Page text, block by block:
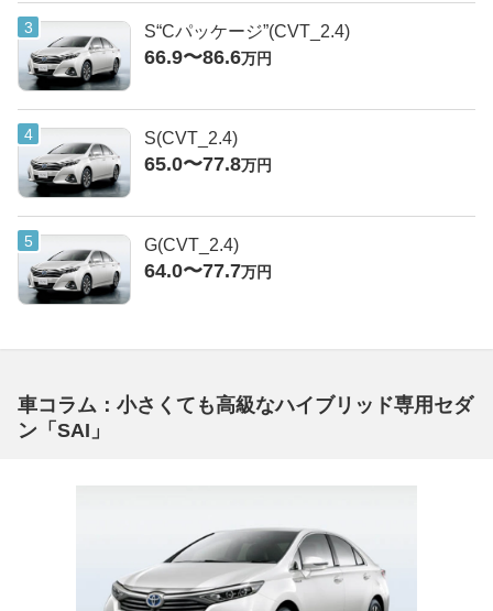
S“Cパッケージ”(CVT_2.4)
66.9〜86.6万円
S(CVT_2.4)
65.0〜77.8万円
G(CVT_2.4)
64.0〜77.7万円
車コラム：小さくても高級なハイブリッド専用セダ
ン「SAI」